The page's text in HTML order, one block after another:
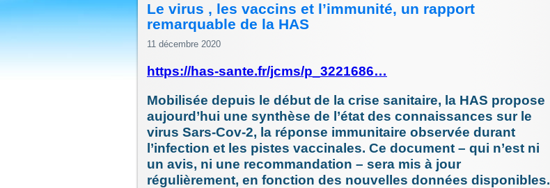
Le virus , les vaccins et l’immunité, un rapport
remarquable de la HAS
11 décembre 2020
https://has-sante.fr/jcms/p_3221686…
Mobilisée depuis le début de la crise sanitaire, la HAS propose
aujourd’hui une synthèse de l’état des connaissances sur le
virus Sars-Cov-2, la réponse immunitaire observée durant
l’infection et les pistes vaccinales. Ce document – qui n’est ni
un avis, ni une recommandation – sera mis à jour
régulièrement, en fonction des nouvelles données disponibles.